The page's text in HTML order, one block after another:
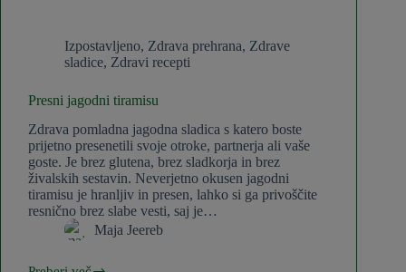
Izpostavljeno, Zdrava prehrana, Zdrave
sladice, Zdravi recepti
Presni jagodni tiramisu
Zdrava pomladna jagodna sladica s katero boste
prijetno presenetili svoje otroke, partnerja ali vaše
goste. Je brez glutena, brez sladkorja in brez
živalskih sestavin. Neverjetno okusen jagodni
tiramisu je hranljiv in presen, lahko si ga privoščite
resnično brez slabe vesti, saj je…
Maja Jeereb